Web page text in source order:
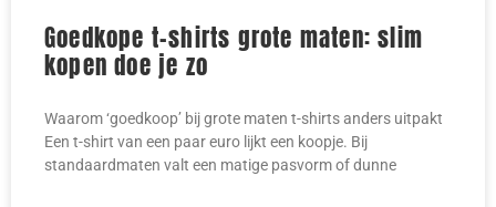
Goedkope t-shirts grote maten: slim
kopen doe je zo
Waarom ‘goedkoop’ bij grote maten t-shirts anders uitpakt
Een t-shirt van een paar euro lijkt een koopje. Bij
standaardmaten valt een matige pasvorm of dunne